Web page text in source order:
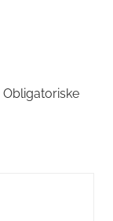
Obligatoriske